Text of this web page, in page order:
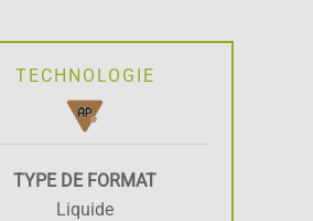
TECHNOLOGIE
TYPE DE FORMAT
Liquide